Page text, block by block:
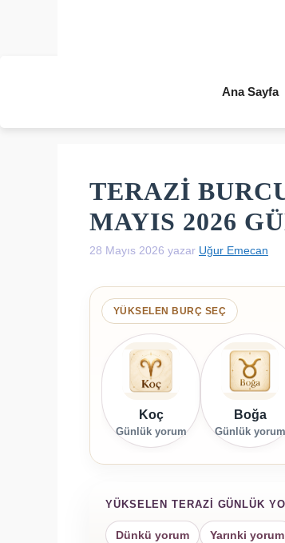
Ana Sayfa
TERAZI
MAYIS 2026
28 Mayıs 2026 yazar Uğur Emecan
YÜKSELEN BURÇ SEÇ
Koç
Günlük yorum
Boğa
Günlük yorum
YÜKSELEN TERAZI GÜNLÜK
Dünkü yorum Yarınki yorum